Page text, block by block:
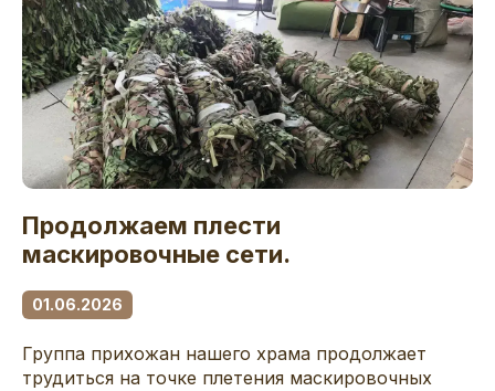
Продолжаем плести
маскировочные сети.
01.06.2026
Группа прихожан нашего храма продолжает
трудиться на точке плетения маскировочных